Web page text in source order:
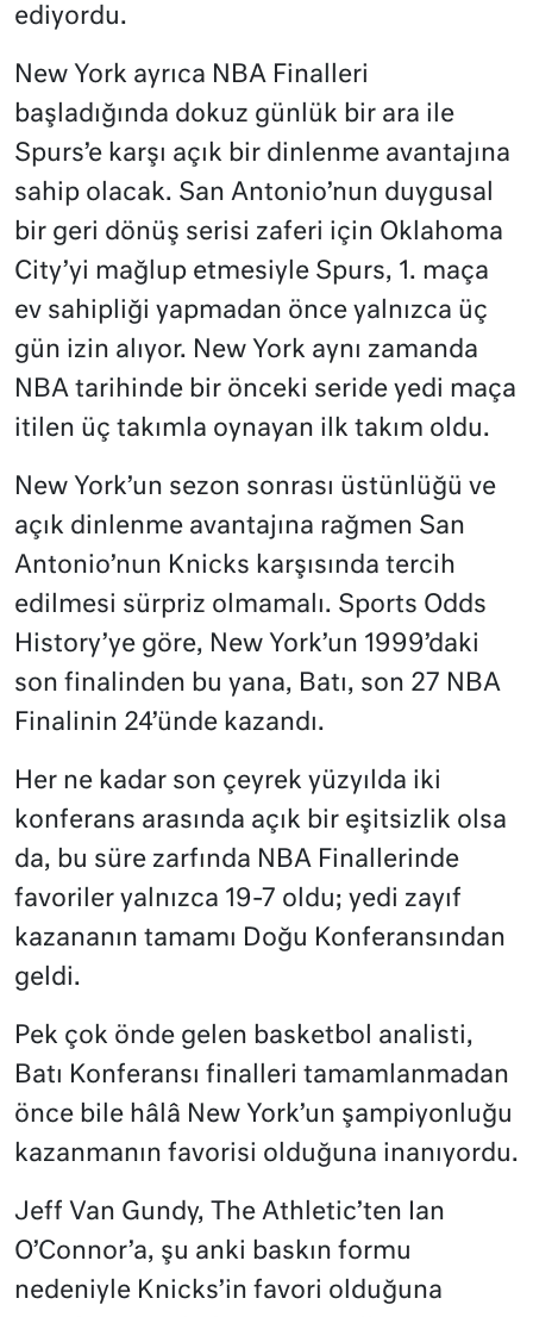
ediyordu.
New York ayrıca NBA Finalleri
başladığında dokuz günlük bir ara ile
Spurs’e karşı açık bir dinlenme avantajına
sahip olacak. San Antonio’nun duygusal
bir geri dönüş serisi zaferi için Oklahoma
City’yi mağlup etmesiyle Spurs, 1. maça
ev sahipliği yapmadan önce yalnızca üç
gün izin alıyor. New York aynı zamanda
NBA tarihinde bir önceki seride yedi maça
itilen üç takımla oynayan ilk takım oldu.
New York’un sezon sonrası üstünlüğü ve
açık dinlenme avantajına rağmen San
Antonio’nun Knicks karşısında tercih
edilmesi sürpriz olmamalı. Sports Odds
History’ye göre, New York’un 1999’daki
son finalinden bu yana, Batı, son 27 NBA
Finalinin 24’ünde kazandı.
Her ne kadar son çeyrek yüzyılda iki
konferans arasında açık bir eşitsizlik olsa
da, bu süre zarfında NBA Finallerinde
favoriler yalnızca 19-7 oldu; yedi zayıf
kazananın tamamı Doğu Konferansından
geldi.
Pek çok önde gelen basketbol analisti,
Batı Konferansı finalleri tamamlanmadan
önce bile hâlâ New York’un şampiyonluğu
kazanmanın favorisi olduğuna inanıyordu.
Jeff Van Gundy, The Athletic’ten Ian
O’Connor’a, şu anki baskın formu
nedeniyle Knicks’in favori olduğuna